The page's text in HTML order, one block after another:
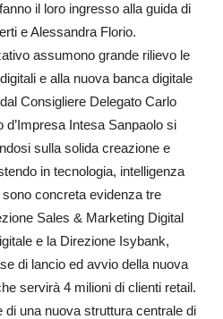
il loro ingresso alla guida di
e Alessandra Florio.
assumono grande rilievo le
e alla nuova banca digitale
Consigliere Delegato Carlo
Intesa Sanpaolo si
sulla solida creazione e
in tecnologia, intelligenza
concreta evidenza tre
Sales & Marketing Digital
e la Direzione Isybank,
di lancio ed avvio della nuova
servirà 4 milioni di clienti retail.
di una nuova struttura centrale di